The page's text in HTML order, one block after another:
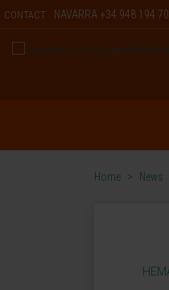
CONTACT NAVARRA +34 948 194
Home > News